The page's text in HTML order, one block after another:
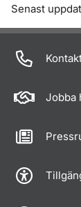
Om
Senast
Jobba